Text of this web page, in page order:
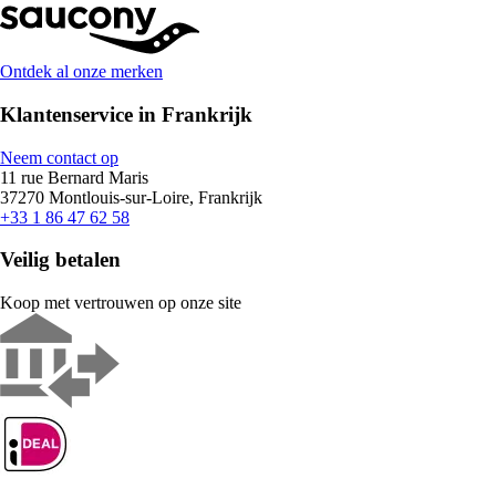
Ontdek al onze merken
Klantenservice in Frankrijk
Neem contact op
11 rue Bernard Maris
37270 Montlouis-sur-Loire, Frankrijk
+33 1 86 47 62 58
Veilig betalen
Koop met vertrouwen op onze site